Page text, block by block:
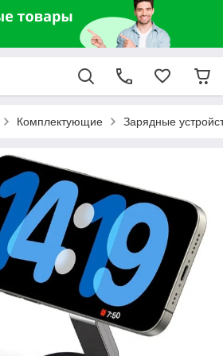
Комплектующие Зарядные